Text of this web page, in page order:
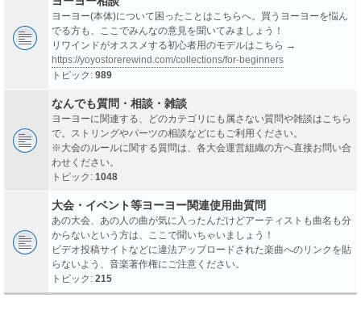
ヨーヨー(本体)について困ったことはこちらへ。買うヨーヨーを悩ん
でる方も、ここでみんなの意見を聞いてみましょう！
リワインドがオススメする初心者用のモデルはこちら →
https://yoyostorerewind.com/collections/for-beginners
トピック: 989
なんでも質問・相談・雑談
ヨーヨーに関連する、どのカテゴリにも属さない質問や雑談はこちら
で。ストリングやパーツの相談などにもご利用ください。
※大会のルールに関する質問は、各大会運営組織の方へ直接お問い合
わせください。
トピック: 1048
大会・イベント等ヨーヨー関連使用曲質問
あの大会、あの人の曲が気に入ったんだけどアーティストも曲名も分
からないという方は、ここで聞いちゃいましょう！
ビデオ投稿サイトなどに違法アップロードされた楽曲へのリンクを貼
らないよう、音楽著作権にご注意ください。
トピック: 215